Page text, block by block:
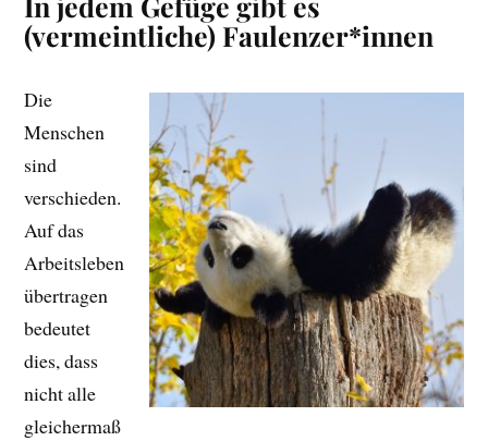
(vermeintliche) Faulenzer*innen
Die
Menschen
sind
verschieden.
Auf das
Arbeitsleben
übertragen
bedeutet
dies, dass
nicht alle
gleichermaß